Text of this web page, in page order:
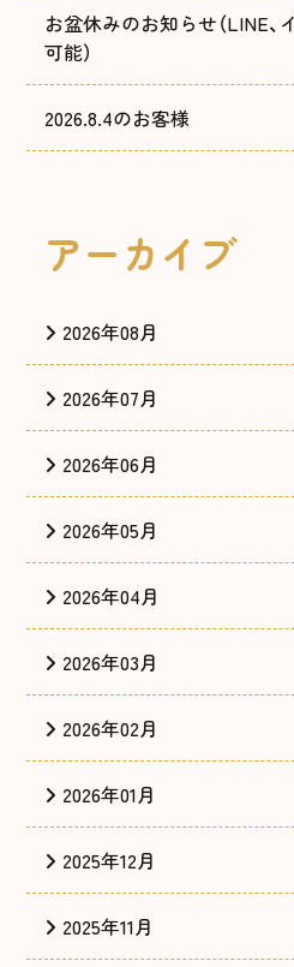
お盆休みのお知らせ（LINE
可能）
2026.8.4のお客様
アーカイブ
2026年08月
2026年07月
2026年06月
2026年05月
2026年04月
2026年03月
2026年02月
2026年01月
2025年12月
2025年11月